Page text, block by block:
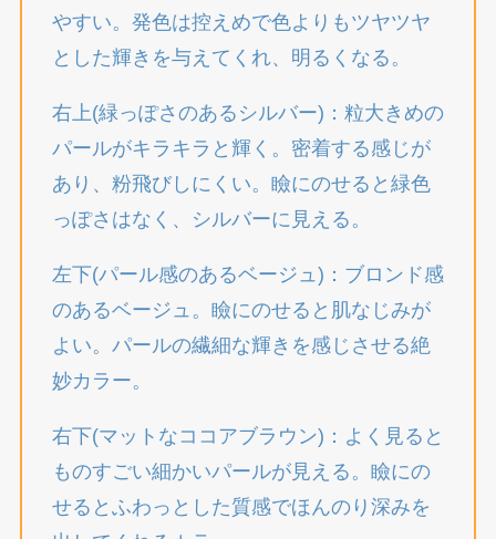
やすい。発色は控えめで色よりもツヤツヤ
とした輝きを与えてくれ、明るくなる。
右上(緑っぽさのあるシルバー)：粒大きめの
パールがキラキラと輝く。密着する感じが
あり、粉飛びしにくい。瞼にのせると緑色
っぽさはなく、シルバーに見える。
左下(パール感のあるベージュ)：ブロンド感
のあるベージュ。瞼にのせると肌なじみが
よい。パールの繊細な輝きを感じさせる絶
妙カラー。
右下(マットなココアブラウン)：よく見ると
ものすごい細かいパールが見える。瞼にの
せるとふわっとした質感でほんのり深みを